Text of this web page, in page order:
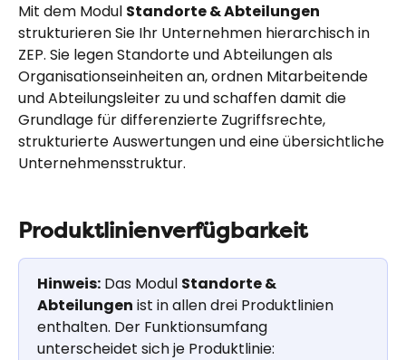
Mit dem Modul Standorte & Abteilungen
strukturieren Sie Ihr Unternehmen hierarchisch in
ZEP. Sie legen Standorte und Abteilungen als
Organisationseinheiten an, ordnen Mitarbeitende
und Abteilungsleiter zu und schaffen damit die
Grundlage für differenzierte Zugriffsrechte,
strukturierte Auswertungen und eine übersichtliche
Unternehmensstruktur.
Produktlinienverfügbarkeit
Hinweis: Das Modul Standorte &
Abteilungen ist in allen drei Produktlinien
enthalten. Der Funktionsumfang
unterscheidet sich je Produktlinie: